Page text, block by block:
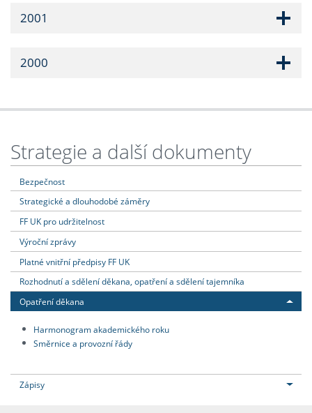
2001
2000
Strategie a další dokumenty
Bezpečnost
Strategické a dlouhodobé záměry
FF UK pro udržitelnost
Výroční zprávy
Platné vnitřní předpisy FF UK
Rozhodnutí a sdělení děkana, opatření a sdělení tajemníka
Opatření děkana
Harmonogram akademického roku
Směrnice a provozní řády
Zápisy